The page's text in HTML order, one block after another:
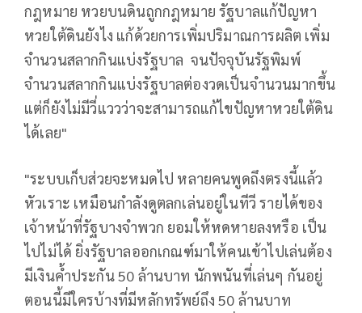
กฎหมาย หวยบนดินถูกกฎหมาย รัฐบาลแก้ปัญหา
หวยใต้ดินยังไง แก้ด้วยการเพิ่มปริมาณการผลิต เพิ่ม
จำนวนสลากกินแบ่งรัฐบาล จนปัจจุบันรัฐพิมพ์
จำนวนสลากกินแบ่งรัฐบาลต่องวดเป็นจำนวนมากขึ้น
แต่ก็ยังไม่มีวี่แววว่าจะสามารถแก้ไขปัญหาหวยใต้ดิน
ได้เลย"
"ระบบเก็บส่วยจะหมดไป หลายคนพูดถึงตรงนี้แล้ว
หัวเราะ เหมือนกำลังดูตลกเล่นอยู่ในทีวี รายได้ของ
เจ้าหน้าที่รัฐบางจำพวก ยอมให้หดหายลงหรือ เป็น
ไปไม่ได้ ยิ่งรัฐบาลออกเกณฑ์มาให้คนเข้าไปเล่นต้อง
มีเงินค้ำประกัน 50 ล้านบาท นักพนันที่เล่นๆ กันอยู่
ตอนนี้มีใครบ้างที่มีหลักทรัพย์ถึง 50 ล้านบาท